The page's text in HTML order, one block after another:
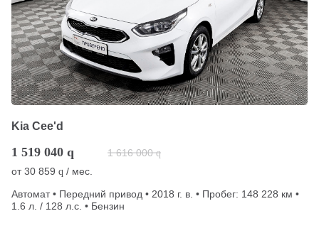
Kia Cee'd
1 519 040 q 1 616 000 q
от30 859 q / мес.
Автомат • Передний привод • 2018 г. в. • Пробег: 148 228 км •
1.6 л. / 128 л.с. • Бензин